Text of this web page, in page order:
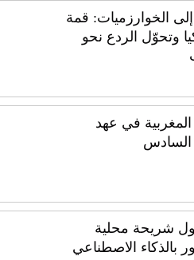
الخوارزميات: قمة
وتحوّل الردع نحو
المغربية في عهد
السادس
شريحة محلية
بالذكاء الاصطناعي